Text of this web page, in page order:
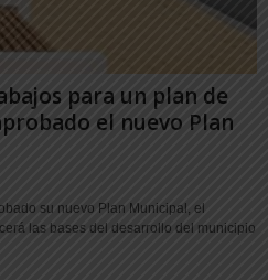
para un plan de
el nuevo Plan
su nuevo Plan Municipal, el
las bases del desarrollo del municipio